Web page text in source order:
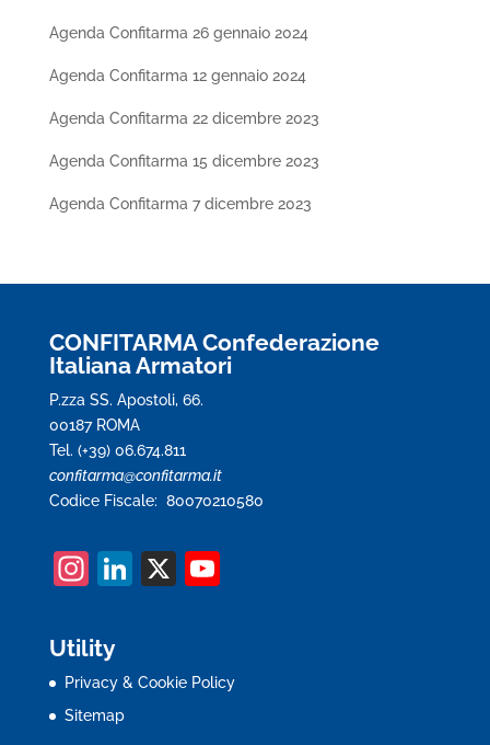
Agenda Confitarma 26 gennaio 2024
Agenda Confitarma 12 gennaio 2024
Agenda Confitarma 22 dicembre 2023
Agenda Confitarma 15 dicembre 2023
Agenda Confitarma 7 dicembre 2023
CONFITARMA Confederazione
Italiana Armatori
P.zza SS. Apostoli, 66.
00187 ROMA
Tel. (+39) 06.674.811
confitarma@confitarma.it
Codice Fiscale: 80070210580
In
a
gr
a
Li
e
X Y
T
Utility
Privacy & Cookie Policy
Sitemap